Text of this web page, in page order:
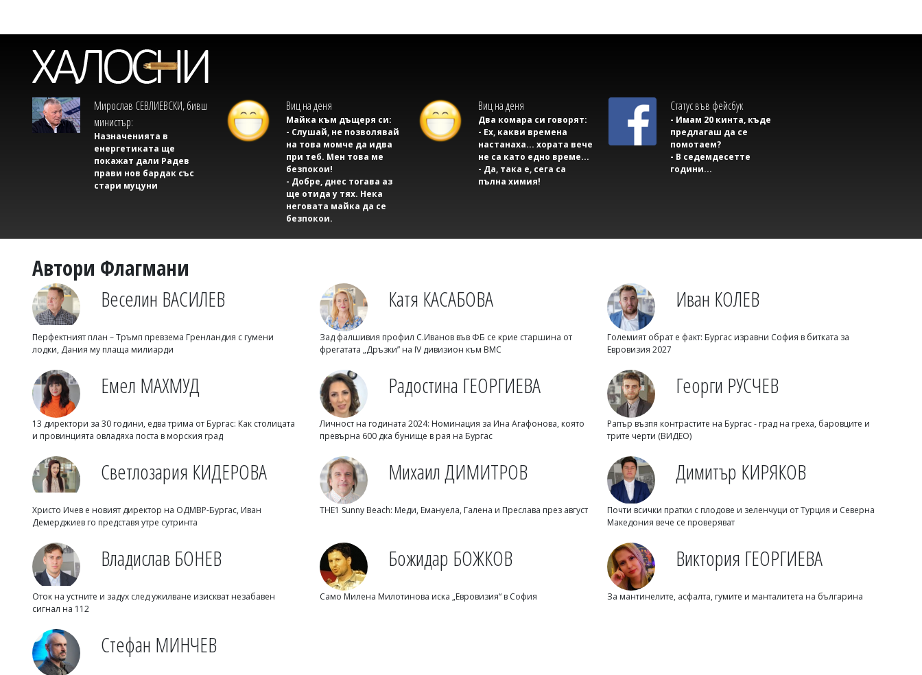
се затопля, а въздухът остава леден
10 тийнейджъри задържани, петима
Почина известен неврохирург
Мирослав СЕВЛИЕВСКИ, бивш
министър:
Назначенията в
енергетиката ще
покажат дали Радев
прави нов бардак със
стари муцуни
Виц на деня
Майка към дъщеря си:
- Слушай, не позволявай
на това момче да идва
при теб. Мен това ме
безпокои!
- Добре, днес тогава аз
ще отида у тях. Нека
неговата майка да се
безпокои.
Виц на деня
Два комара си говорят:
- Ех, какви времена
настанаха... хората вече
не са като едно време...
- Да, така е, сега са
пълна химия!
Статус във фейсбук
- Имам 20 кинта, къде
предлагаш да се
помотаем?
- В седемдесетте
години...
Автори Флагмани
Веселин ВАСИЛЕВ
Перфектният план – Тръмп превзема Гренландия с гумени
лодки, Дания му плаща милиарди
Катя КАСАБОВА
Зад фалшивия профил С.Иванов във ФБ се крие старшина от
фрегатата „Дръзки” на IV дивизион към ВМС
Иван КОЛЕВ
Големият обрат е факт: Бургас изравни София в битката за
Евровизия 2027
Емел МАХМУД
13 директори за 30 години, едва трима от Бургас: Как столицата
и провинцията овладяха поста в морския град
Радостина ГЕОРГИЕВА
Личност на годината 2024: Номинация за Ина Агафонова, която
превърна 600 дка бунище в рая на Бургас
Георги РУСЧЕВ
Рапър възпя контрастите на Бургас - град на греха, баровците и
трите черти (ВИДЕО)
Светлозария КИДЕРОВА
Христо Ичев е новият директор на ОДМВР-Бургас, Иван
Демерджиев го представя утре сутринта
Михаил ДИМИТРОВ
THE1 Sunny Beach: Меди, Емануела, Галена и Преслава през август
Димитър КИРЯКОВ
Почти всички пратки с плодове и зеленчуци от Турция и Северна
Македония вече се проверяват
Владислав БОНЕВ
Оток на устните и задух след ужилване изискват незабавен
сигнал на 112
Божидар БОЖКОВ
Само Милена Милотинова иска „Евровизия“ в София
Виктория ГЕОРГИЕВА
За мантинелите, асфалта, гумите и манталитета на българина
Стефан МИНЧЕВ